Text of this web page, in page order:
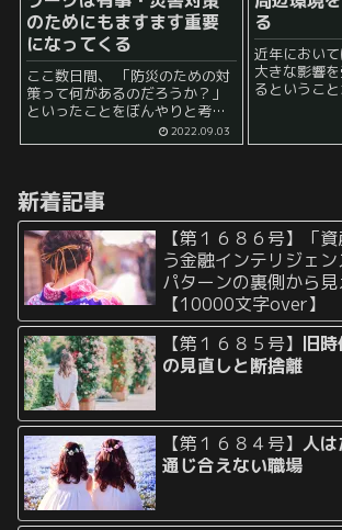
のためにもますます重要
になってくる
ここ数日間、 「防災のための対
策って何があるのだろうか？」
といったことをぼんやりと考え
と色んな類型がありますよね。
2022.09.03
る
近年においては、 人
大きな影響を
るというこ
その行動を
がちですが、 実はそこまで自
新着記事
【第１６８６号】「
う金融インテリジェ
パターンの裏側から
【10000文字over】
【第１６８５号】 旧
の見直しと断捨離
【第１６８４号】人
通じ合えない職場